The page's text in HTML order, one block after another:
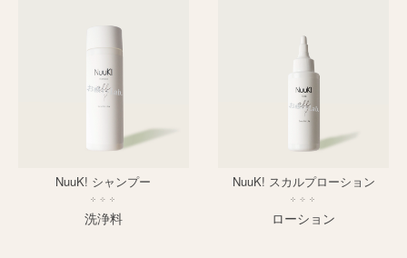
NuuK! シャンプー
洗浄料
NuuK! スカルプローション
ローション